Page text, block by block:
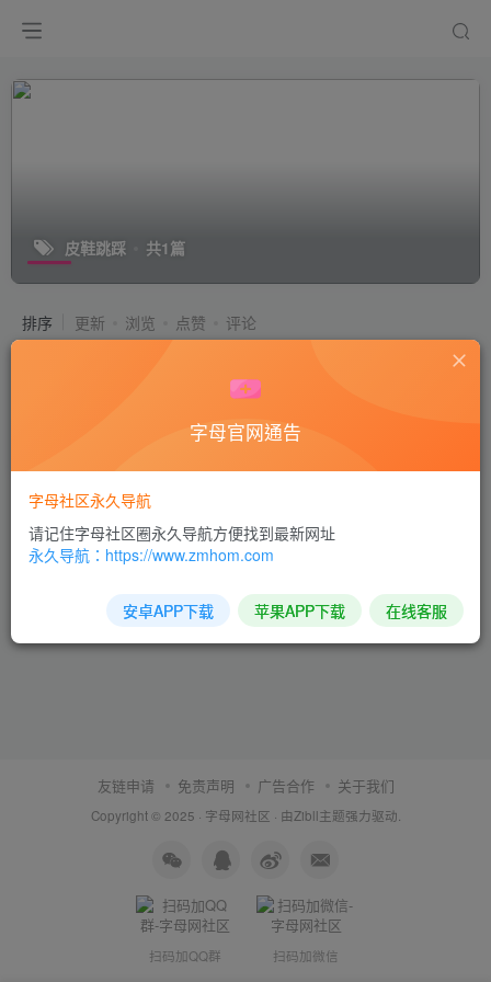
皮鞋跳踩 共1篇
排序 更新 浏览 点赞 评论
【领主老大】皮鞋跳踩，窒息，剁踹体
付费阅读 50
友链申请 免责声明 广告合作 关于我们
Copyright © 2025 · 字母网社区 · 由Zibll主题强力驱动.
扫码加QQ群 扫码加微信
字母官网通告
字母社区永久导航
请记住字母社区圈永久导航方便找到最新网址
永久导航：https://www.zmhom.com
安卓APP下载 苹果APP下载 在线客服